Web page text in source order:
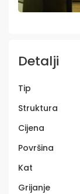
Detalji
Tip
Struktura
Cijena
Površina
Kat
Grijanje